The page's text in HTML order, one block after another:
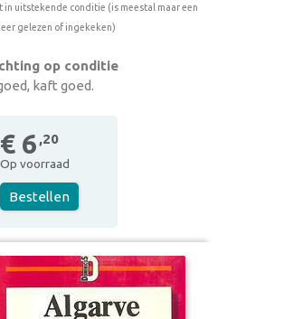
in uitstekende conditie (is meestal maar een
gelezen of ingekeken)
op conditie
kaft goed.
€ 6 ,20
Op voorraad
Bestellen